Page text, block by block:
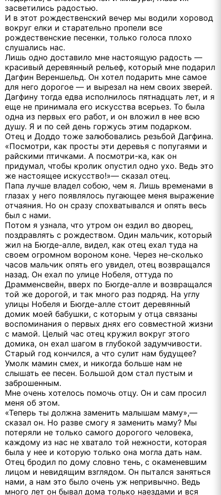
засветились радостью.
И в этот рождественский вечер мы водили хоровод
вокруг елки и старательно пропели все
рождественские песенки, только голоса плохо
слушались нас.
Лишь одно доставило мне настоящую радость —
красивый деревянный рельеф, который мне подарил
Дагфин Вереншельд. Он хотел подарить мне самое
для него дорогое — и вырезал на нем своих зверей.
Дагфину тогда едва исполнилось пятнадцать лет, и я
еще не принимала его искусства всерьез. То была
одна из первых его работ, и он вложил в нее всю
душу. Я и по сей день горжусь этим подарком.
Отец и Доддо тоже залюбовались резьбой Дагфина.
«Посмотри, как просты эти деревья с попугаями и
райскими птичками. А посмотри-ка, как он
придумал, чтобы кролик опустил одно ухо. Ведь это
же настоящее искусство!»— сказал отец.
Папа лучше владел собою, чем я. Лишь временами в
глазах у него появлялось пугающее меня выражение
отчаяния. Но он сразу спохватывался и опять весь
был с нами.
Потом я узнала, что утром он ездил во дворец,
поздравлять с рождеством. Один мальчик, который
жил на Бюгде-алле, видел, как отец ехал туда на
своем огромном вороном коне. Через не-сколько
часов мальчик опять его увидел, отец возвращался
назад. Он ехал по улице Нобеля, оттуда по
Драмменсвейн, вверх по Бюгде-алле и возвращался
той же дорогой, и так много раз подряд. На углу
улицы Нобеля и Бюгде-алле стоит деревянный
домик моей бабушки, с которым у отца связаны
воспоминания о первых днях его совместной жизни
с мамой. Целый час отец кружил вокруг этого
домика, он ехал шагом в глубокой задумчивости.
Старый год кончился, а что сулит нам будущее?
Умолк мамин смех, и никогда больше нам не
слышать ее песен. Большой дом стал пустым и
заброшенным.
Мне очень хотелось помочь отцу. Он и сам просил
меня об этом.
«Теперь ты должна заменить малышам маму»,—
сказал он. Но разве смогу я заменить маму? Мы
потеряли не только самого дорогого человека,
каждому из нас не хватало той нежности, которая
была у нее и которую только она могла дать нам.
Отец бродил по дому словно тень, с окаменевшим
лицом и невидящим взглядом. Он пытался заняться
нами, а нам это было очень уж непривычно. Ведь
много лет он бывал дома только наездами и вся